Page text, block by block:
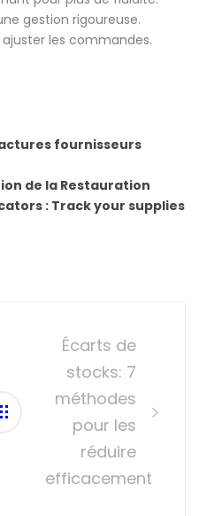
gestion rigoureuse.
les commandes.
fournisseurs
de la Restauration
: Track your supplies
Écarts de
stocks: 7
méthodes
pour les
réduire
efficacement